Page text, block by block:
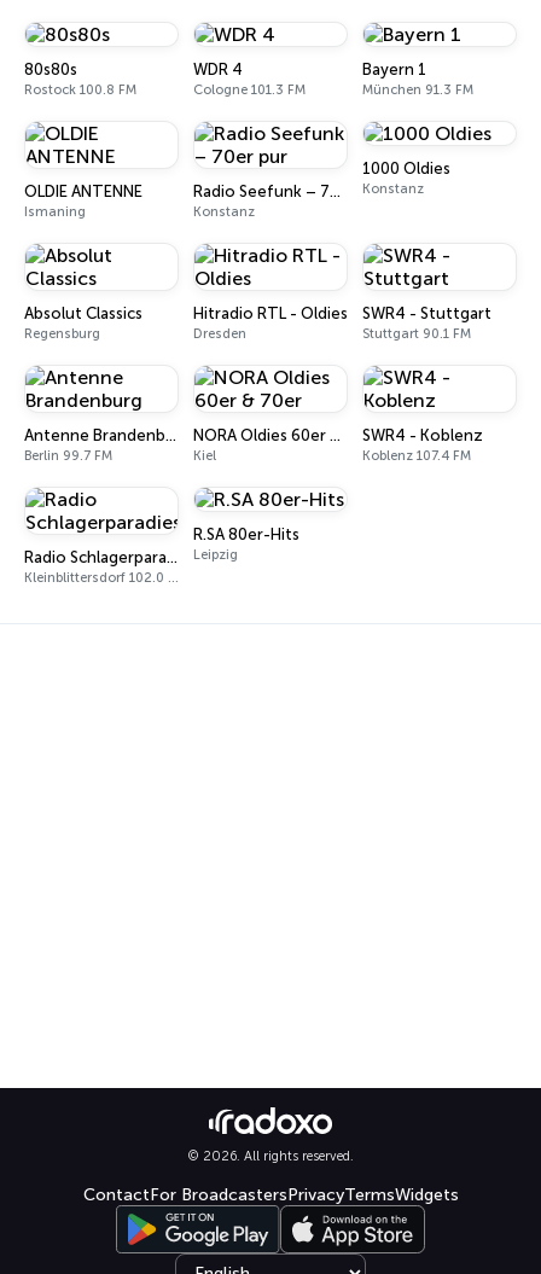
80s80s
Rostock 100.8 FM
WDR 4
Cologne 101.3 FM
Bayern 1
München 91.3 FM
OLDIE ANTENNE
Ismaning
Radio Seefunk – 70er pur
Konstanz
1000 Oldies
Konstanz
Absolut Classics
Regensburg
Hitradio RTL - Oldies
Dresden
SWR4 - Stuttgart
Stuttgart 90.1 FM
Antenne Brandenburg
Berlin 99.7 FM
NORA Oldies 60er & 70er
Kiel
SWR4 - Koblenz
Koblenz 107.4 FM
Radio Schlagerparadies
Kleinblittersdorf 102.0 FM
R.SA 80er-Hits
Leipzig
© 2026. All rights reserved.
ContactFor BroadcastersPrivacyTermsWidgets
Select language